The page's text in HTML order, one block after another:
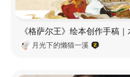
月光下的懒猫一溪